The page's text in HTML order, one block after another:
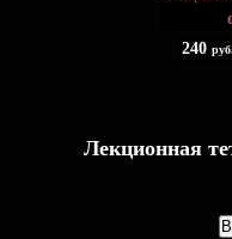
240 руб.
Лекционная